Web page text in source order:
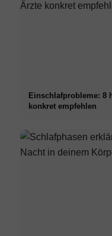
Einschlafprobleme: 8
konkret empfehlen